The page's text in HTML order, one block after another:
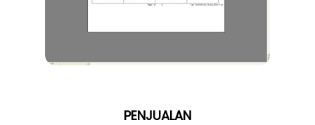
PENJUALAN